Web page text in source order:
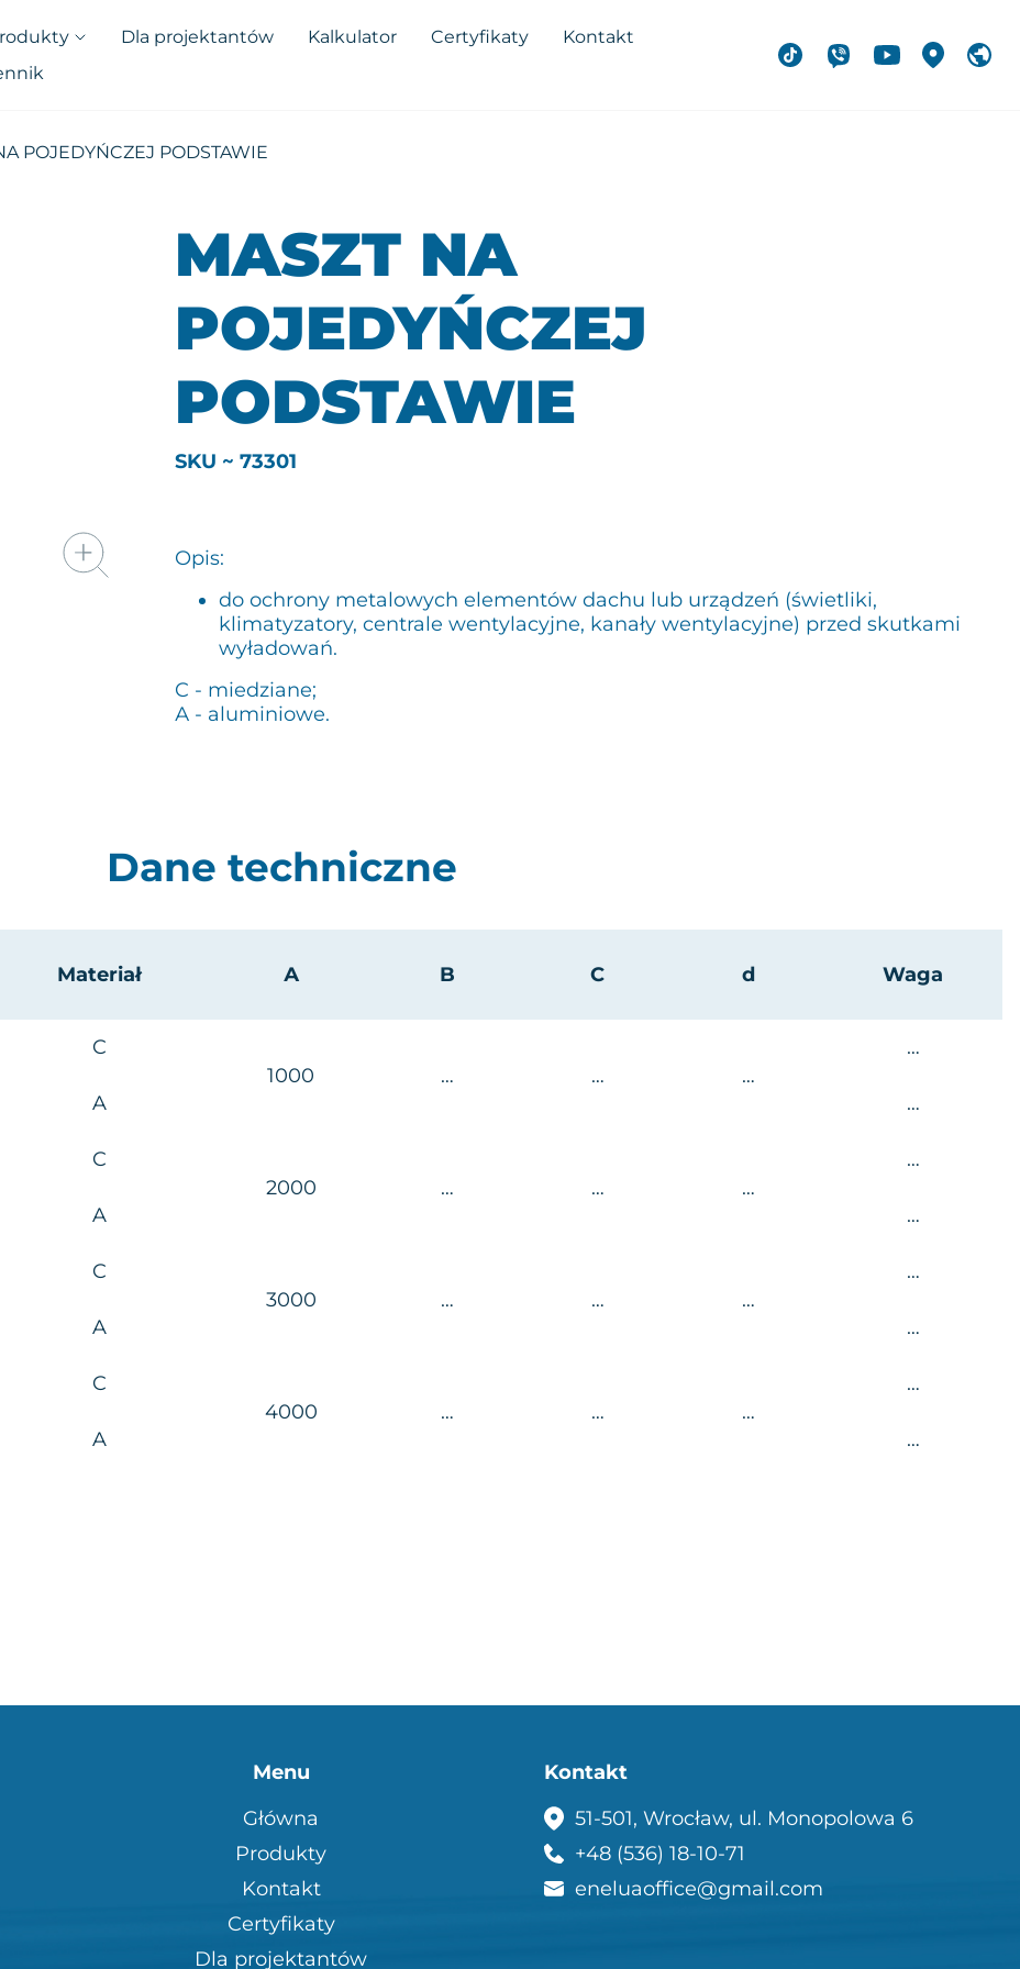
Dla projektantów Kalkulator Certyfikaty
Kontakt
POJEDYŃCZEJ PODSTAWIE
MASZT NA
POJEDYŃCZEJ
PODSTAWIE
SKU ~ 73301
Opis:
do ochrony metalowych elementów dachu lub urządzeń (świetliki,
klimatyzatory, centrale wentylacyjne, kanały wentylacyjne) przed skutkami
wyładowań.
C - miedziane;
А - aluminiowe.
Dane techniczne
Materiał А B C d Waga
C
1000
… … …
…
A …
C
2000
… … …
…
A …
C
3000
… … …
…
A …
C
4000
… … …
…
A …
Menu
Główna
Produkty
Kontakt
Certyfikaty
Dla projektantów
Kontakt
51-501, Wrocław, ul. Monopolowa 6
+48 (536) 18-10-71
eneluaoffice@gmail.com